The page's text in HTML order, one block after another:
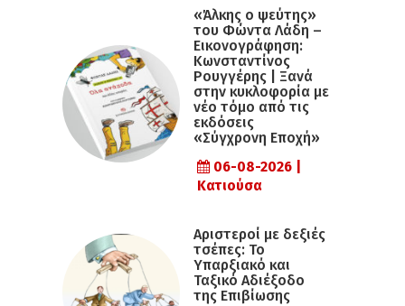
«Άλκης ο ψεύτης»
του Φώντα Λάδη –
Εικονογράφηση:
Κωνσταντίνος
Ρουγγέρης | Ξανά
στην κυκλοφορία με
νέο τόμο από τις
εκδόσεις
«Σύγχρονη Εποχή»
06-08-2026 |
Κατιούσα
Αριστεροί με δεξιές
τσέπες: Το
Υπαρξιακό και
Ταξικό Αδιέξοδο
της Επιβίωσης